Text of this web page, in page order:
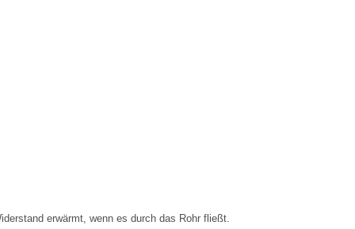
erwärmt, wenn es durch das Rohr fließt.